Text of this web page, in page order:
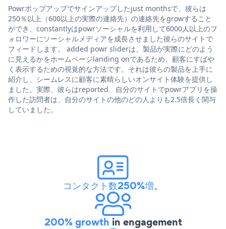
Powrポップアップでサインアップしたjust monthsで、彼らは
250％以上（600以上の実際の連絡先）の連絡先をgrowすること
ができ、constantlyはpowrソーシャルを利用して6000人以上のフ
ォロワーにソーシャルメディアを成長させました彼らのサイトで
フィードします。 added powr sliderは、製品が実際にどのよう
に見えるかをホームページlanding onであるため、顧客にすばや
く表示するための視覚的な方法です。それは彼らの製品を上手に
紹介し、シームレスに顧客に素晴らしいオンサイト体験を提供し
ました。実際、彼らはreported、自分のサイトでpowrアプリを操
作した訪問者は、自分のサイトの他のどの人よりも2.5倍長く関与
していました。
コンタクト数250%増。
200% growth in engagement